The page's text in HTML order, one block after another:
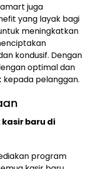
juga
yang layak bagi
meningkatkan
kondusif. Dengan
optimal dan
pelanggan.
baru di
program